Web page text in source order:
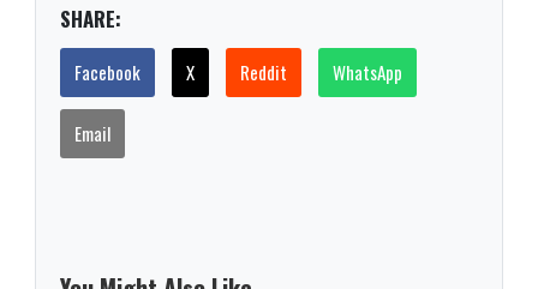
SHARE:
Facebook X Reddit WhatsApp
Email